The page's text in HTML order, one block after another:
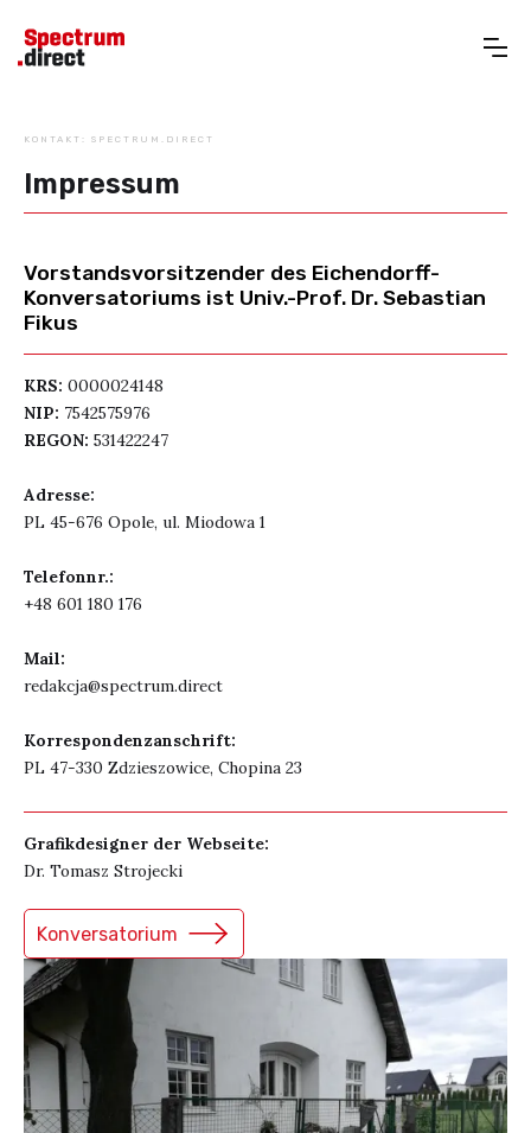
KONTAKT: SPECTRUM.DIRECT
Impressum
Vorstandsvorsitzender des Eichendorff-
Konversatoriums ist Univ.-Prof. Dr. Sebastian
Fikus
KRS: 0000024148
NIP: 7542575976
REGON: 531422247
Adresse:
PL 45-676 Opole, ul. Miodowa 1
Telefonnr.:
+48 601 180 176
Mail:
redakcja@spectrum.direct
Korrespondenzanschrift:
PL 47-330 Zdzieszowice, Chopina 23
Grafikdesigner der Webseite:
Dr. Tomasz Strojecki
Konversatorium